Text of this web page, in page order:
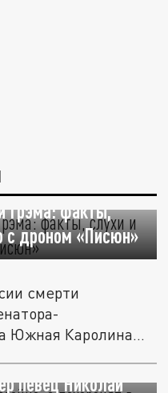
Грэма: факты,
с дроном «Писюн»
смерти
Южная Каролина
а
певец Николай